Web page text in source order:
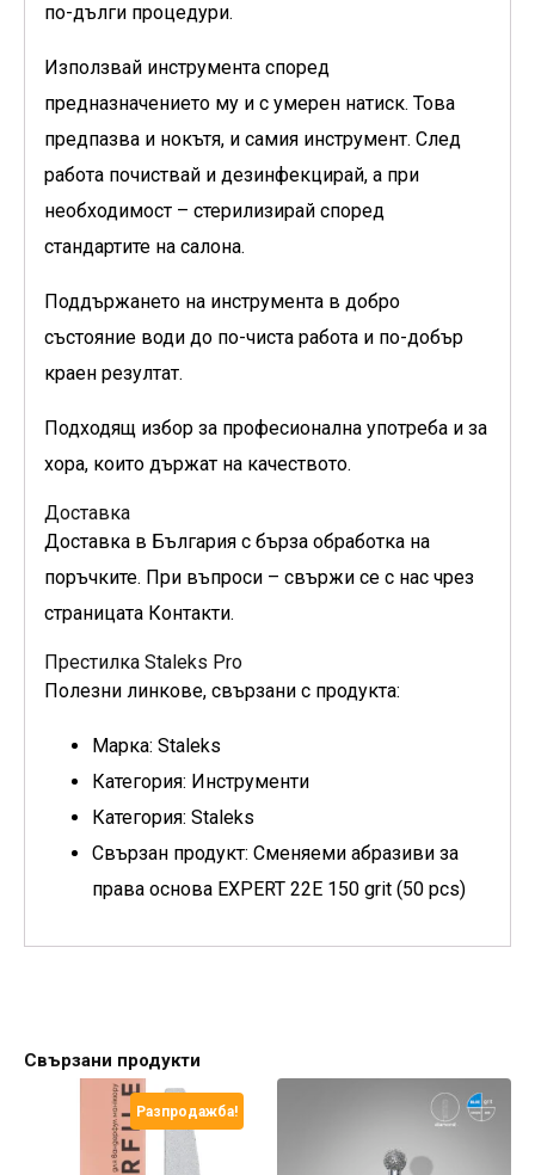
по-дълги процедури.
Използвай инструмента според
предназначението му и с умерен натиск. Това
предпазва и нокътя, и самия инструмент. След
работа почиствай и дезинфекцирай, а при
необходимост – стерилизирай според
стандартите на салона.
Поддържането на инструмента в добро
състояние води до по-чиста работа и по-добър
краен резултат.
Подходящ избор за професионална употреба и за
хора, които държат на качеството.
Доставка
Доставка в България с бърза обработка на
поръчките. При въпроси – свържи се с нас чрез
страницата Контакти.
Престилка Staleks Pro
Полезни линкове, свързани с продукта:
Марка: Staleks
Категория: Инструменти
Категория: Staleks
Свързан продукт: Сменяеми абразиви за
права основа EXPERT 22E 150 grit (50 pcs)
Свързани продукти
Разпродажба!